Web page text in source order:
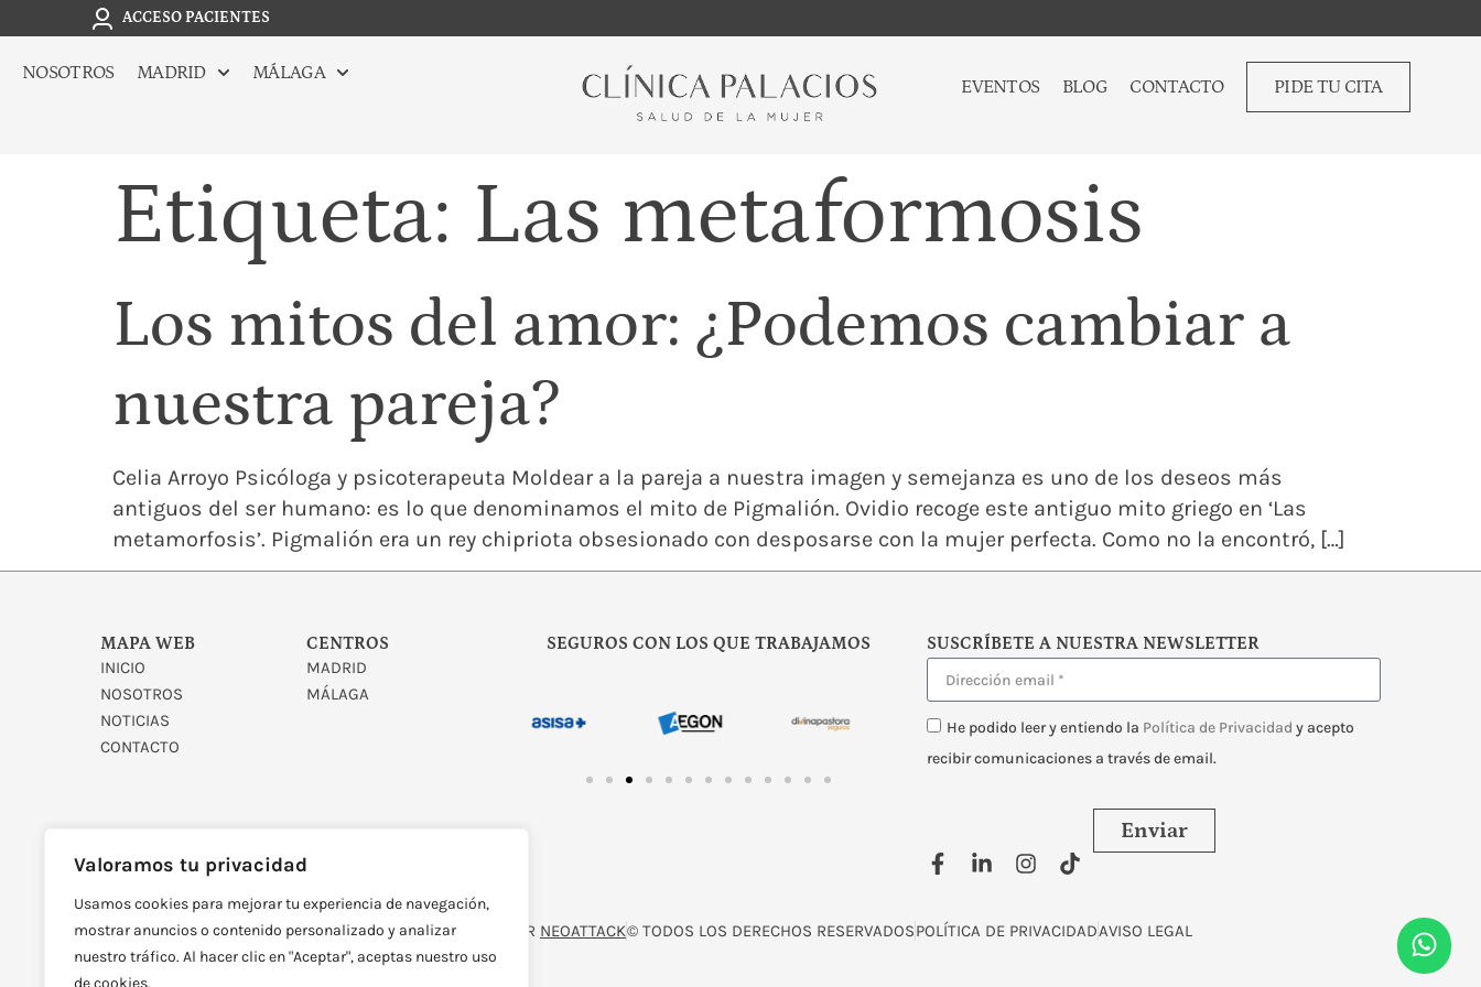
Valoramos tu privacidad
Usamos cookies para mejorar tu experiencia de navegación,
mostrar anuncios o contenido personalizado y analizar
nuestro tráfico. Al hacer clic en "Aceptar", aceptas nuestro uso
de cookies.
ACCESO PACIENTES
NOSOTROS MADRID MÁLAGA
EVENTOS BLOG CONTACTO PIDE TU CITA
Etiqueta: Las metaformosis
Los mitos del amor: ¿Podemos cambiar a
nuestra pareja?
Celia Arroyo Psicóloga y psicoterapeuta Moldear a la pareja a nuestra imagen y semejanza es uno de los deseos más
antiguos del ser humano: es lo que denominamos el mito de Pigmalión. Ovidio recoge este antiguo mito griego en ‘Las
metamorfosis’. Pigmalión era un rey chipriota obsesionado con desposarse con la mujer perfecta. Como no la encontró, […]
MAPA WEB
INICIO
NOSOTROS
NOTICIAS
CONTACTO
CENTROS
MADRID
MÁLAGA
SEGUROS CON LOS QUE TRABAJAMOS SUSCRÍBETE A NUESTRA NEWSLETTER
He podido leer y entiendo la Política de Privacidad y acepto
recibir comunicaciones a través de email.
Enviar
DISEÑADO Y DESARROLLADO POR NEOATTACK© TODOS LOS DERECHOS RESERVADOSPOLÍTICA DE PRIVACIDADAVISO LEGAL